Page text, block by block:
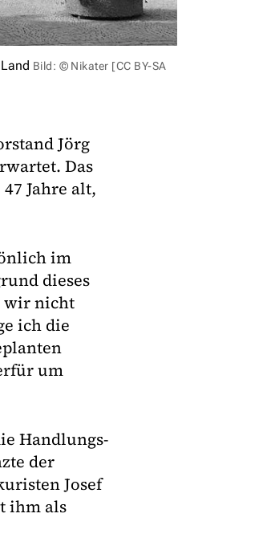
Bild: © Nikater [CC BY-SA
Jörg
Das
Jahre alt,
im
dieses
wir nicht
ich die
um
Handlungs-
der
Josef
ihm als